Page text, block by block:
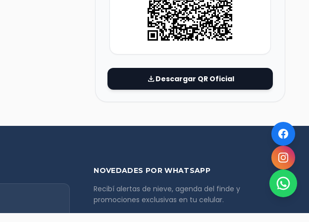
downloadDescargar QR Oficial
NOVEDADES POR WHATSAPP
Recibí alertas de nieve, agenda del finde y
promociones exclusivas en tu celular.